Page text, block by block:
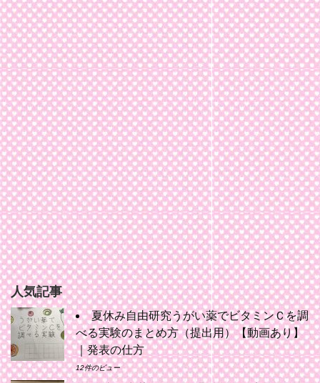
人気記事
夏休み自由研究うがい薬でビタミンＣを調
べる実験のまとめ方（提出用）【動画あり】
｜発表の仕方
12件のビュー